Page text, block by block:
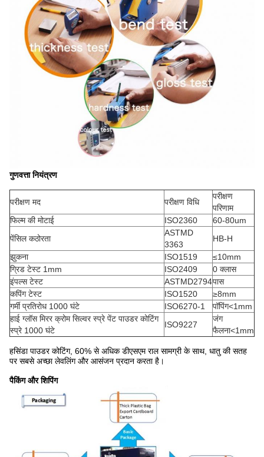
गुणवत्ता नियंत्रण
परीक्षण मद परीक्षण विधि
परीक्षण
परिणाम
फिल्म की मोटाई
ISO2360
60-80um
पेंसिल कठोरता
ASTMD
3363
HB-H
झुकना
ISO1519
≤10mm
ग्रिड टेस्ट 1mm
ISO2409
0 क्लास
इंपल्स टेस्ट
ASTMD2794पास
कपिंग टेस्ट
ISO1520
≥8mm
गर्मी प्रतिरोध 1000 घंटे
ISO6270-1
पॉपिंग<1mm
हाई ग्लॉस मिरर क्रोम सिल्वर स्प्रे पेंट पाउडर कोटिंग
स्प्रे 1000 घंटे
ISO9227
जंग
फैलना<1mm
हसिंडा पाउडर कोटिंग, 60% से अधिक डीएसएम राल सामग्री के साथ, धातु की सतह
पर सबसे अच्छा लेवलिंग और आसंजन प्रदान करता है।
पैकिंग और शिपिंग